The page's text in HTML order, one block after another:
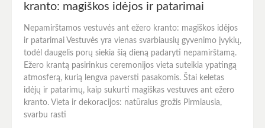
kranto: magiškos idėjos ir patarimai
Nepamirštamos vestuvės ant ežero kranto: magiškos idėjos
ir patarimai Vestuvės yra vienas svarbiausių gyvenimo įvykių,
todėl daugelis porų siekia šią dieną padaryti nepamirštamą.
Ežero krantą pasirinkus ceremonijos vieta suteikia ypatingą
atmosferą, kurią lengva paversti pasakomis. Štai keletas
idėjų ir patarimų, kaip sukurti magiškas vestuves ant ežero
kranto. Vieta ir dekoracijos: natūralus grožis Pirmiausia,
svarbu rasti